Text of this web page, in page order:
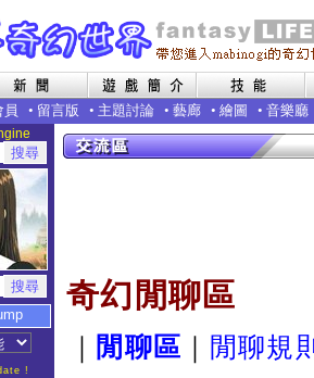
員 • 留言版 • 主題討論 • 藝廊 • 繪圖 • 音樂廳
!
奇幻閒聊區
閒聊區 閒聊規